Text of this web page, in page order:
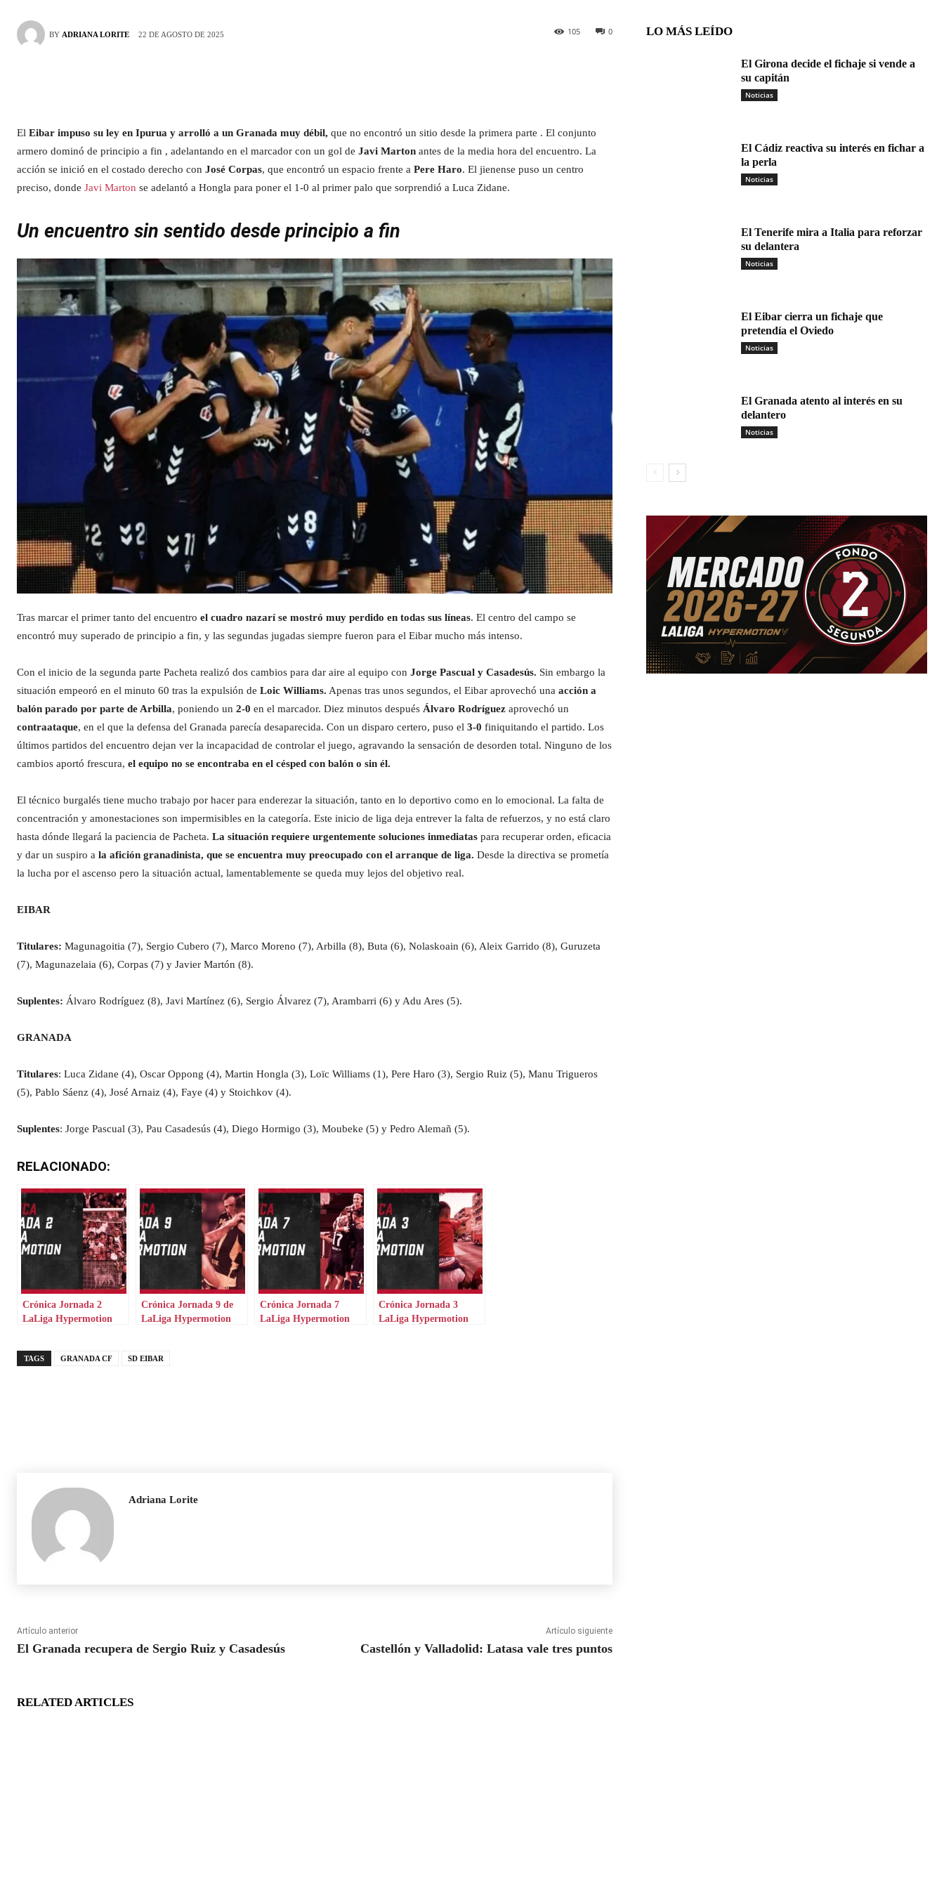
BY ADRIANA LORITE 22 DE AGOSTO DE 2025 0
105
El Eibar impuso su ley en Ipurua y arrolló a un Granada muy débil, que no encontró un sitio desde la primera parte . El conjunto
armero dominó de principio a fin , adelantando en el marcador con un gol de Javi Marton antes de la media hora del encuentro. La
acción se inició en el costado derecho con José Corpas, que encontró un espacio frente a Pere Haro. El jienense puso un centro
preciso, donde Javi Marton se adelantó a Hongla para poner el 1-0 al primer palo que sorprendió a Luca Zidane.
Un encuentro sin sentido desde principio a fin
Tras marcar el primer tanto del encuentro el cuadro nazarí se mostró muy perdido en todas sus líneas. El centro del campo se
encontró muy superado de principio a fin, y las segundas jugadas siempre fueron para el Eibar mucho más intenso.
Con el inicio de la segunda parte Pacheta realizó dos cambios para dar aire al equipo con Jorge Pascual y Casadesús. Sin embargo la
situación empeoró en el minuto 60 tras la expulsión de Loic Williams. Apenas tras unos segundos, el Eibar aprovechó una acción a
balón parado por parte de Arbilla, poniendo un 2-0 en el marcador. Diez minutos después Álvaro Rodríguez aprovechó un
contraataque, en el que la defensa del Granada parecía desaparecida. Con un disparo certero, puso el 3-0 finiquitando el partido. Los
últimos partidos del encuentro dejan ver la incapacidad de controlar el juego, agravando la sensación de desorden total. Ninguno de los
cambios aportó frescura, el equipo no se encontraba en el césped con balón o sin él.
El técnico burgalés tiene mucho trabajo por hacer para enderezar la situación, tanto en lo deportivo como en lo emocional. La falta de
concentración y amonestaciones son impermisibles en la categoría. Este inicio de liga deja entrever la falta de refuerzos, y no está claro
hasta dónde llegará la paciencia de Pacheta. La situación requiere urgentemente soluciones inmediatas para recuperar orden, eficacia
y dar un suspiro a la afición granadinista, que se encuentra muy preocupado con el arranque de liga. Desde la directiva se prometía
la lucha por el ascenso pero la situación actual, lamentablemente se queda muy lejos del objetivo real.
EIBAR
Titulares: Magunagoitia (7), Sergio Cubero (7), Marco Moreno (7), Arbilla (8), Buta (6), Nolaskoain (6), Aleix Garrido (8), Guruzeta
(7), Magunazelaia (6), Corpas (7) y Javier Martón (8).
Suplentes: Álvaro Rodríguez (8), Javi Martínez (6), Sergio Álvarez (7), Arambarri (6) y Adu Ares (5).
GRANADA
Titulares: Luca Zidane (4), Oscar Oppong (4), Martin Hongla (3), Loïc Williams (1), Pere Haro (3), Sergio Ruiz (5), Manu Trigueros
(5), Pablo Sáenz (4), José Arnaiz (4), Faye (4) y Stoichkov (4).
Suplentes: Jorge Pascual (3), Pau Casadesús (4), Diego Hormigo (3), Moubeke (5) y Pedro Alemañ (5).
RELACIONADO:
Crónica Jornada 2
LaLiga Hypermotion
Crónica Jornada 9 de
LaLiga Hypermotion
Crónica Jornada 7
LaLiga Hypermotion
Crónica Jornada 3
LaLiga Hypermotion
TAGS GRANADA CF SD EIBAR
Adriana Lorite
Artículo anterior
El Granada recupera de Sergio Ruiz y Casadesús
Artículo siguiente
Castellón y Valladolid: Latasa vale tres puntos
RELATED ARTICLES
LO MÁS LEÍDO
El Girona decide el fichaje si vende a
su capitán
Noticias
El Cádiz reactiva su interés en fichar a
la perla
Noticias
El Tenerife mira a Italia para reforzar
su delantera
Noticias
El Eibar cierra un fichaje que
pretendía el Oviedo
Noticias
El Granada atento al interés en su
delantero
Noticias